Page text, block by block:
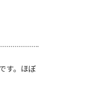
す。ほぼ